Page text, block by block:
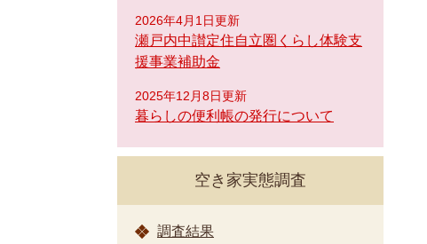
2026年4月1日更新
瀬戸内中讃定住自立圏くらし体験支
援事業補助金
2025年12月8日更新
暮らしの便利帳の発行について
空き家実態調査
調査結果